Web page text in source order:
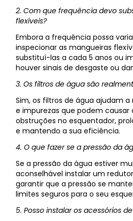
2. Com que frequência devo
flexíveis?
Embora a frequência possa
inspecionar as mangueiras
substituí-las a cada 5 anos ou
houver sinais de desgaste ou
3. Os filtros de água são
Sim, os filtros de água ajudam
e impurezas que podem causar
obstruções no esquentador,
e mantendo a sua eficiência.
4. O que fazer se a pressão da
Se a pressão da água estiver
aconselhável instalar um
garantir que a pressão se
limites seguros para o seu
5. Posso instalar os acessórios